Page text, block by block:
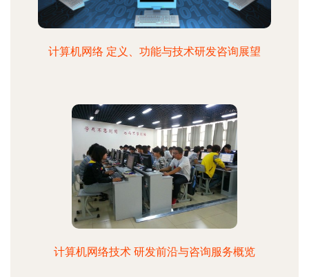
计算机网络 定义、功能与技术研发咨询展望
计算机网络技术 研发前沿与咨询服务概览